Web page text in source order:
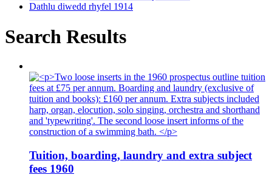
Dathlu diwedd rhyfel 1914
Search Results
Tuition, boarding, laundry and extra subject
fees 1960